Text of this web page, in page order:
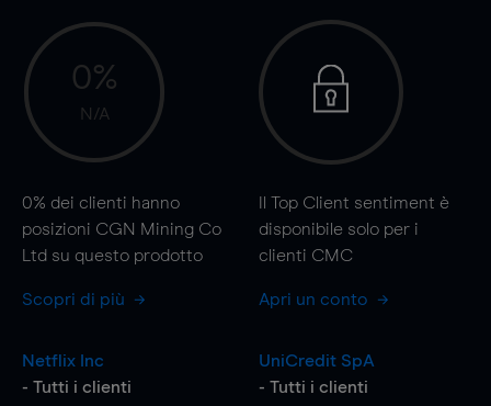
0%
N/A
0% dei clienti hanno
posizioni CGN Mining Co
Ltd su questo prodotto
Scopri di più
Il Top Client sentiment è
disponibile solo per i
clienti CMC
Apri un conto
Netflix Inc
- Tutti i clienti
UniCredit SpA
- Tutti i clienti